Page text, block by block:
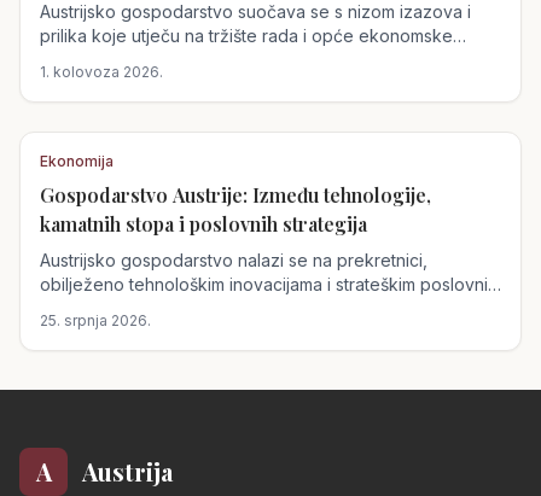
Austrijsko gospodarstvo suočava se s nizom izazova i
prilika koje utječu na tržište rada i opće ekonomske
mogućnosti za radnike iz Hrvatske, dok klimatske
promjene prijete poljoprivredi i energetici.
1. kolovoza 2026.
Ekonomija
Gospodarstvo Austrije: Između tehnologije,
kamatnih stopa i poslovnih strategija
Austrijsko gospodarstvo nalazi se na prekretnici,
obilježeno tehnološkim inovacijama i strateškim poslovnim
povećanje kamatnih stopa, tehnološki bum u Gornjoj
Austriji i pravne izazove s kojima se suočava
25. srpnja 2026.
A Austrija